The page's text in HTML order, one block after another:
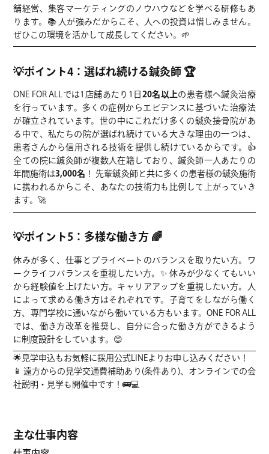
舗経営、集客マーケティングのノウハウなどを学べる研修もあ
ります。📚 人が強みだからこそ、人への投資は惜しみません。
ぜひこの環境を活かして成長してください。🌱
💡ポイント4：選ばれ続ける鍼灸師 🏆
ONE FOR ALLでは1店舗あたり1日 20名以上の患者様へ鍼灸治療
を行っています。多くの症例からエビデンスに基づいた治療法
が確立されています。世の中にこれだけ多くの鍼灸接骨院があ
る中で、私たちの院が選ばれ続けている大きな理由の一つは、
患者さんから信用される技術を提供し続けているからです。👍
全ての院に鍼灸師が複数人在籍しており、鍼灸師一人あたりの
年間施術は3,000名 ！ 先輩鍼灸師と共に多くの患者様の鍼灸施術
に携われるからこそ、あなたの技術力も比例して上がっていき
ます。🚀
💡ポイント5：多様な働き方 🌈
休みが多く、仕事とプライベートのバランスを取りたい方。ワ
ークライフバランスを重視したい方。✨ 休みが少なくてもいい
から経験値を上げたい方。キャリアアップを重視したい方。人
によって求める働き方はそれぞれです。子育てをしながら働く
方、専門学校に通いながら働いている方もいます。ONE FOR ALL
では、働き方改革を推奨し、自分に合った働き方ができるよう
に制度設計をしています。😊
🌟見学申込もお気軽に採用公式LINEよりお申し込みください！
📱 遠方からの見学交通費補助あり(条件あり)、オンラインでの会
社説明・見学も開催中です！🚌💻
主な仕事内容